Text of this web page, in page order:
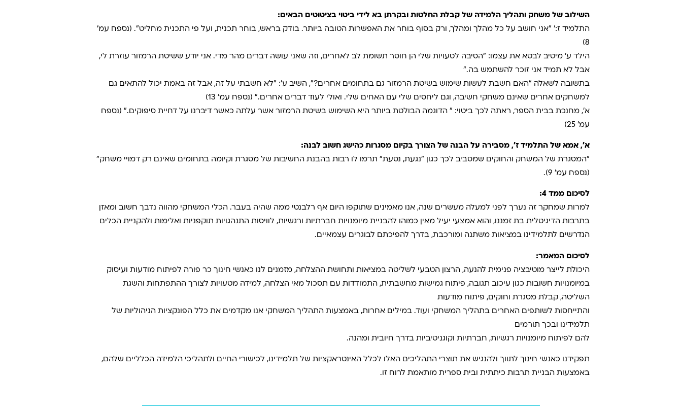
השילוב של משחק ותהליך הלמידה של קבלת החלטות ובקרתן בא לידי ביטוי בציטוטים הבאים:
התלמיד ז:’ ״אני חושב על כל מהלך ומהלך, ורק בסוף בוחר את האפשרות הטובה ביותר. בודק בראש, בוחר תכנית, ועל פי התכנית מחליט״. (נספח עמ’
8)
הילד ע’ מיטיב לבטא את עצמו: ״הסיבה לטעויות שלי הן חוסר תשומת לב לאחרים, וזה שאני עושה דברים מהר מדי. אני יודע ששיטת הרמזור עוזרת לי,
אבל לא תמיד אני זוכר להשתמש בה.”
בתשובה לשאלה “האם חשבת לעשות שימוש בשיטת הרמזור גם בתחומים אחרים?״, השיב ע׳: ״לא חשבתי על זה, אבל זה באמת יכול להתאים גם
למשחקים אחרים שאינם משחקי חשיבה, וגם ליחסים שלי עם האחים שלי. ואולי לעוד דברים אחרים.” (נספח עמ’ 13)
א’, מחנכת בבית הספר, ראתה לכך ביטוי: ״ הדוגמה הבולטת ביותר היא השימוש בשיטת הרמזור אשר עלתה כאשר דיברנו על דחיית סיפוקים.” (נספח
עמ’ 25)
א׳, אמא של התלמיד ז׳, מסבירה על הבנה של הצורך בקיום מסגרות כהישג חשוב לבנה:
״המסגרת של המשחק והחוקים שמסביב לכך כגון ״נגעת, נסעת״ תרמו לו רבות בהבנת החשיבות של מסגרת וקיומה בתחומים שאינם רק דמויי משחק״
(נספח עמ’ 9).
לסיכום ממד 4:
למרות שמחקר זה נערך לפני למעלה מעשרים שנה, אנו מאמינים שתוקפו היום אף רלבנטי ממה שהיה בעבר. הכלי המשחקי מהווה נדבך חשוב ומאזן
בתרבות הדיגיטלית בת זמננו, והוא אמצעי יעיל מאין כמוהו להבניית מיומנויות חברתיות ורגשיות, לוויסות התנהגויות תוקפניות ואלימות ולהקניית הכלים
הנדרשים לתלמידינו במציאות משתנה ומורכבת, בדרך להפיכתם לבוגרים עצמאיים.
לסיכום המאמר:
היכולת לייצר מוטיבציה פנימית להנעה, הרצון הטבעי לשליטה במציאות ותחושת ההצלחה, מזמנים לנו כאנשי חינוך כר פורה לפיתוח מודעות ועיסוק
במיומנויות חשובות כגון עיכוב תגובה, פיתוח גמישות מחשבתית, התמודדות עם תסכול מאי הצלחה, למידה מטעויות לצורך ההתפתחות והשגת
השליטה, קבלת מסגרת וחוקים, פיתוח מודעות
והתייחסות לשותפים האחרים בתהליך המשחקי ועוד. במילים אחרות, באמצעות התהליך המשחקי אנו מקדמים את כלל הפונקציות הניהוליות של
תלמידינו ובכך תורמים
להם לפיתוח מיומנויות רגשיות, חברתיות וקוגניטיביות בדרך חיובית ומהנה.
תפקידנו כאנשי חינוך לתווך ולהנגיש את תוצרי התהליכים האלו לכלל האינטראקציות של תלמידינו, לכישורי החיים ולתהליכי הלמידה הכלליים שלהם,
באמצעות הבניית תרבות כיתתית ובית ספרית מותאמת לרוח זו.